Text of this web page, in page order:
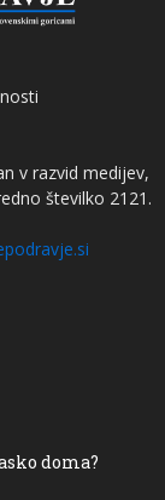
v razvid medijev,
številko 2121.
doma?